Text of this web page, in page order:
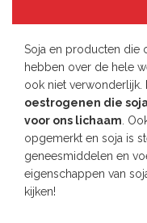
Soja en producten die
hebben over de hele
ook niet verwonderlijk.
oestrogenen die
voor ons lichaam .
opgemerkt en soja is
geneesmiddelen en
eigenschappen van
kijken!